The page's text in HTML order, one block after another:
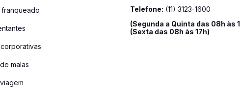
franqueado
malas
Telefone: (11) 3123-1600
(Segunda a Quinta das 08h às
(Sexta das 08h às 17h)